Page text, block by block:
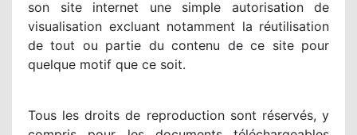
son site internet une simple autorisation de
visualisation excluant notamment la réutilisation
de tout ou partie du contenu de ce site pour
quelque motif que ce soit.
Tous les droits de reproduction sont réservés, y